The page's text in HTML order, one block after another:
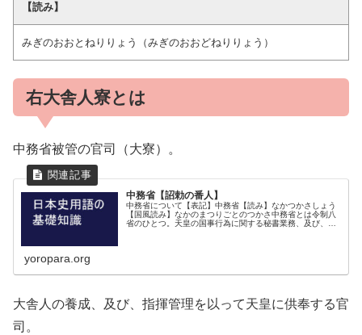
【読み】
みぎのおおとねりりょう（みぎのおおどねりりょう）
右大舎人寮とは
中務省被管の官司（大寮）。
中務省【詔勅の番人】
中務省について【表記】中務省【読み】なかつかさしょう
【国風読み】なかのまつりごとのつかさ中務省とは令制八
省のひとつ。天皇の国事行為に関する秘書業務、及び、後
yoropara.org
大舎人の養成、及び、指揮管理を以って天皇に供奉する官
司。